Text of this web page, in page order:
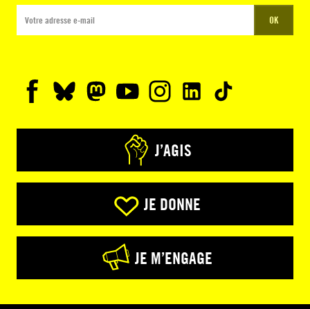
OK
J’AGIS
JE DONNE
JE M’ENGAGE